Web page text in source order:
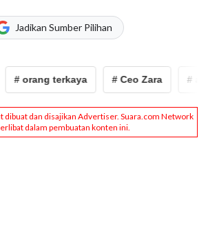
Jadikan Sumber Pilihan
# orang terkaya # Ceo Zara #